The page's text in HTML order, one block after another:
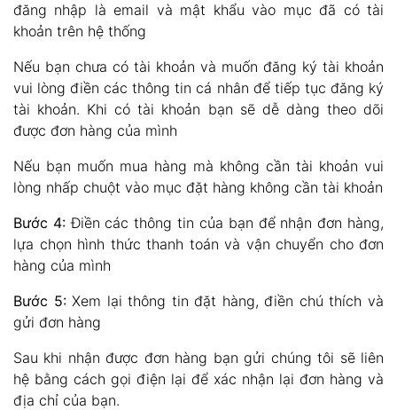
đăng nhập là email và mật khẩu vào mục đã có tài
khoản trên hệ thống
Nếu bạn chưa có tài khoản và muốn đăng ký tài khoản
vui lòng điền các thông tin cá nhân để tiếp tục đăng ký
tài khoản. Khi có tài khoản bạn sẽ dễ dàng theo dõi
được đơn hàng của mình
Nếu bạn muốn mua hàng mà không cần tài khoản vui
lòng nhấp chuột vào mục đặt hàng không cần tài khoản
Bước 4:Điền các thông tin của bạn để nhận đơn hàng,
lựa chọn hình thức thanh toán và vận chuyển cho đơn
hàng của mình
Bước 5:Xem lại thông tin đặt hàng, điền chú thích và
gửi đơn hàng
Sau khi nhận được đơn hàng bạn gửi chúng tôi sẽ liên
hệ bằng cách gọi điện lại để xác nhận lại đơn hàng và
địa chỉ của bạn.